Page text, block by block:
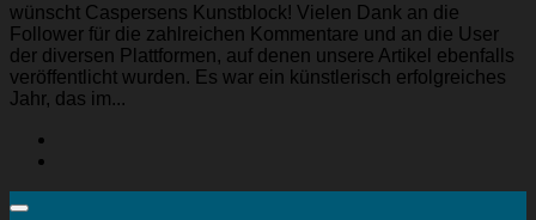
wünscht Caspersens Kunstblock! Vielen Dank an die
Follower für die zahlreichen Kommentare und an die User
der diversen Plattformen, auf denen unsere Artikel ebenfalls
veröffentlicht wurden. Es war ein künstlerisch erfolgreiches
Jahr, das im...